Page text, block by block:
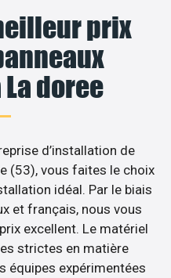
prix
doree
d’installation de
(53), vous faites le choix
idéal. Par le biais
et français, nous vous
excellent. Le matériel
strictes en matière
équipes expérimentées